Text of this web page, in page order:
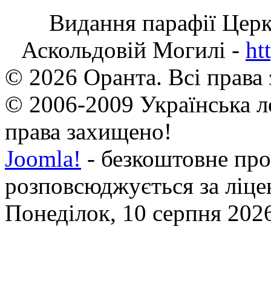
Видання парафії
Аскольдовій Могилі -
© 2026 Оранта. Всі
© 2006-2009 Українська
права захищено!
Joomla! - безкоштовне
розповсюджується за
Понеділок, 10 серпня